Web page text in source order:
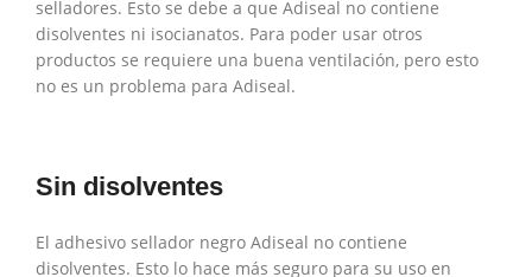
selladores. Esto se debe a que Adiseal no contiene
disolventes ni isocianatos. Para poder usar otros
productos se requiere una buena ventilación, pero esto
no es un problema para Adiseal.
Sin disolventes
El adhesivo sellador negro Adiseal no contiene
disolventes. Esto lo hace más seguro para su uso en